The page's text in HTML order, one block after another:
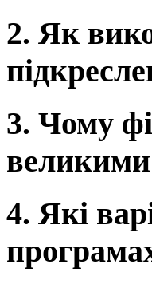
2. Як
3. Чому
4. Які